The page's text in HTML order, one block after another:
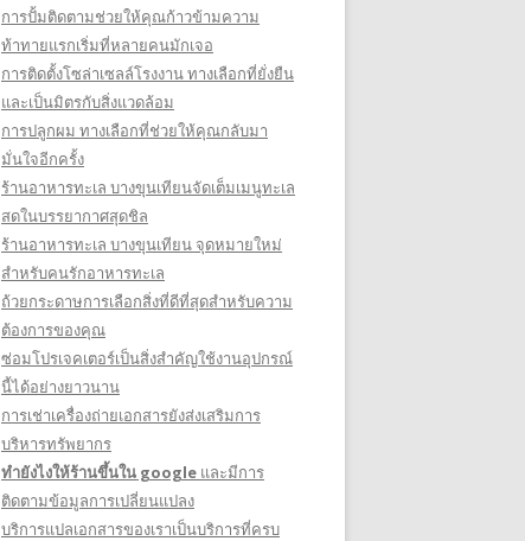
การปั้มติดตามช่วยให้คุณก้าวข้ามความ
ท้าทายแรกเริ่มที่หลายคนมักเจอ
การติดตั้งโซล่าเซลล์โรงงาน ทางเลือกที่ยั่งยืน
และเป็นมิตรกับสิ่งแวดล้อม
การปลูกผม ทางเลือกที่ช่วยให้คุณกลับมา
มั่นใจอีกครั้ง
ร้านอาหารทะเล บางขุนเทียนจัดเต็มเมนูทะเล
สดในบรรยากาศสุดชิล
ร้านอาหารทะเล บางขุนเทียน จุดหมายใหม่
สำหรับคนรักอาหารทะเล
ถ้วยกระดาษการเลือกสิ่งที่ดีที่สุดสำหรับความ
ต้องการของคุณ
ซ่อมโปรเจคเตอร์เป็นสิ่งสำคัญใช้งานอุปกรณ์
นี้ได้อย่างยาวนาน
การเช่าเครื่องถ่ายเอกสารยังส่งเสริมการ
บริหารทรัพยากร
ทํายังไงให้ร้านขึ้นใน google และมีการ
ติดตามข้อมูลการเปลี่ยนแปลง
บริการแปลเอกสารของเราเป็นบริการที่ครบ